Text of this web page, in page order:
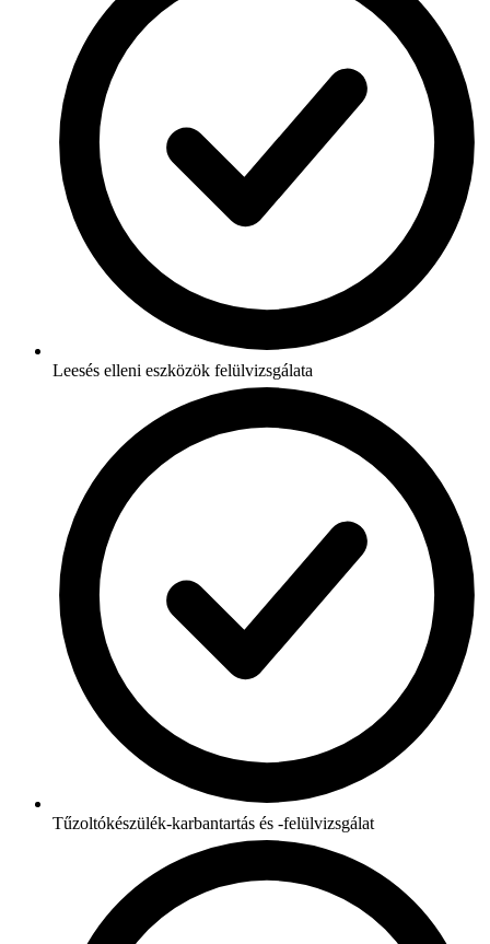
Leesés elleni eszközök felülvizsgálata
Tűzoltókészülék-karbantartás és -felülvizsgálat